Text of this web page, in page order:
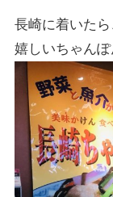
長崎に着いた
嬉しいちゃんぽ